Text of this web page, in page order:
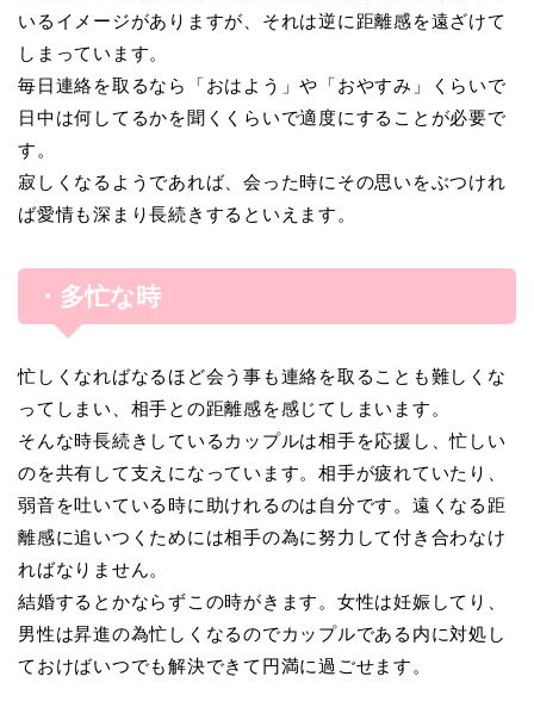
いるイメージがありますが、それは逆に距離感を遠ざけて
しまっています。
毎日連絡を取るなら「おはよう」や「おやすみ」くらいで
日中は何してるかを聞くくらいで適度にすることが必要で
す。
寂しくなるようであれば、会った時にその思いをぶつけれ
ば愛情も深まり長続きするといえます。
・多忙な時
忙しくなればなるほど会う事も連絡を取ることも難しくな
ってしまい、相手との距離感を感じてしまいます。
そんな時長続きしているカップルは相手を応援し、忙しい
のを共有して支えになっています。相手が疲れていたり、
弱音を吐いている時に助けれるのは自分です。遠くなる距
離感に追いつくためには相手の為に努力して付き合わなけ
ればなりません。
結婚するとかならずこの時がきます。女性は妊娠してり、
男性は昇進の為忙しくなるのでカップルである内に対処し
ておけばいつでも解決できて円満に過ごせます。